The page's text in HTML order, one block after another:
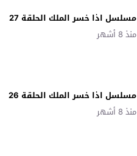
مسلسل اذا خسر الملك الحلقة 27
منذ 8 أشهر
مسلسل اذا خسر الملك الحلقة 26
منذ 8 أشهر